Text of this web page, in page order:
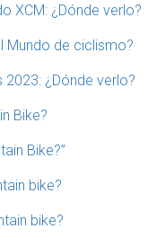
XCM: ¿Dónde verlo?
Mundo de ciclismo?
¿Dónde verlo?
Bike?
Bike?”
bike?
bike?